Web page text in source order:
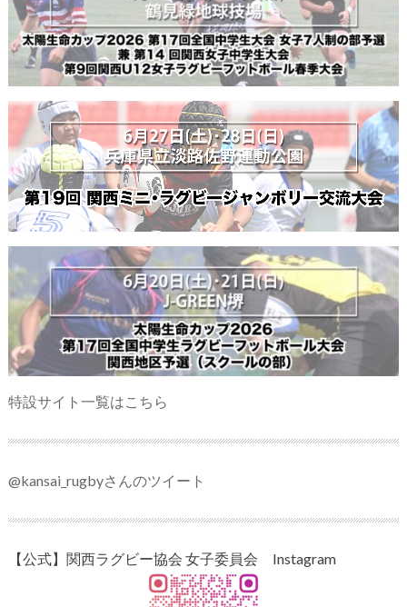
特設サイト一覧はこちら
@kansai_rugbyさんのツイート
【公式】関西ラグビー協会 女子委員会 Instagram